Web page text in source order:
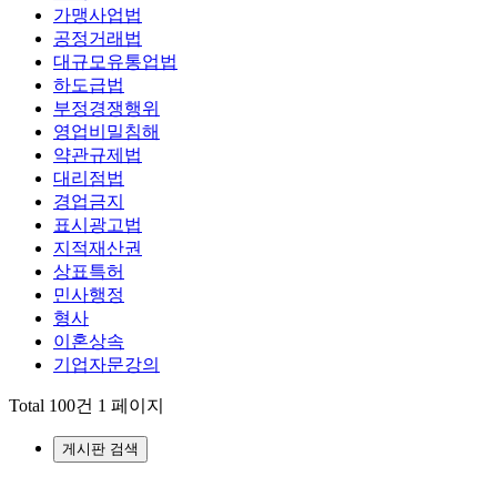
가맹사업법
공정거래법
대규모유통업법
하도급법
부정경쟁행위
영업비밀침해
약관규제법
대리점법
경업금지
표시광고법
지적재산권
상표특허
민사행정
형사
이혼상속
기업자문강의
Total 100건 1 페이지
게시판 검색